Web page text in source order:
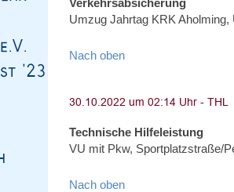
Verkehrsabsicherung
Umzug Jahrtag KRK
Nach oben
Technische Hilfeleistung
VU mit Pkw, Sportplatzstraße/
Nach oben